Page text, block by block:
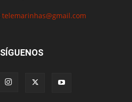
telemarinhas@gmail.com
SÍGUENOS